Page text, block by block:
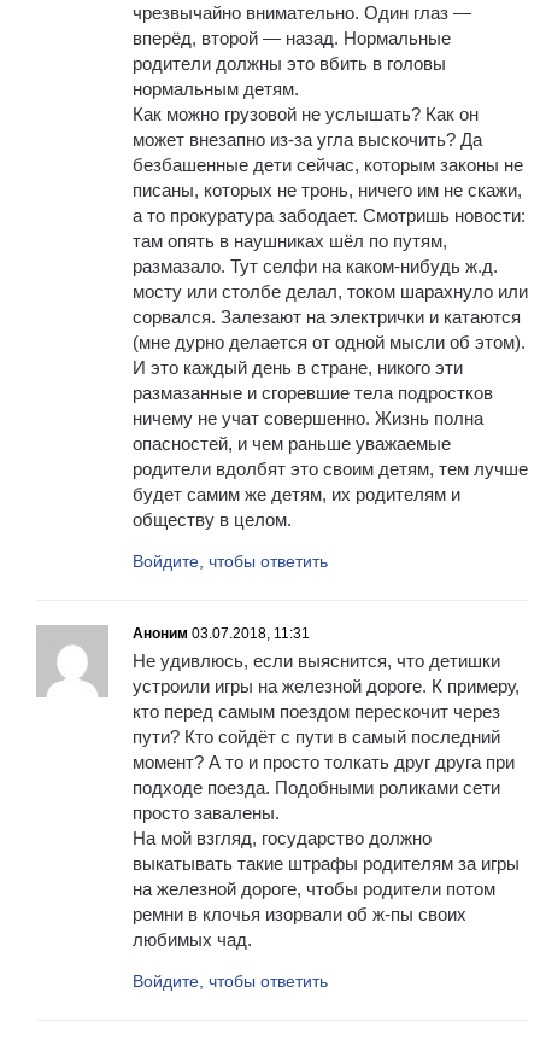
чрезвычайно внимательно. Один глаз —
вперёд, второй — назад. Нормальные
родители должны это вбить в головы
нормальным детям.
Как можно грузовой не услышать? Как он
может внезапно из-за угла выскочить? Да
безбашенные дети сейчас, которым законы не
писаны, которых не тронь, ничего им не скажи,
а то прокуратура забодает. Смотришь новости:
там опять в наушниках шёл по путям,
размазало. Тут селфи на каком-нибудь ж.д.
мосту или столбе делал, током шарахнуло или
сорвался. Залезают на электрички и катаются
(мне дурно делается от одной мысли об этом).
И это каждый день в стране, никого эти
размазанные и сгоревшие тела подростков
ничему не учат совершенно. Жизнь полна
опасностей, и чем раньше уважаемые
родители вдолбят это своим детям, тем лучше
будет самим же детям, их родителям и
обществу в целом.
Войдите, чтобы ответить
Аноним 03.07.2018, 11:31
Не удивлюсь, если выяснится, что детишки
устроили игры на железной дороге. К примеру,
кто перед самым поездом перескочит через
пути? Кто сойдёт с пути в самый последний
момент? А то и просто толкать друг друга при
подходе поезда. Подобными роликами сети
просто завалены.
На мой взгляд, государство должно
выкатывать такие штрафы родителям за игры
на железной дороге, чтобы родители потом
ремни в клочья изорвали об ж-пы своих
любимых чад.
Войдите, чтобы ответить